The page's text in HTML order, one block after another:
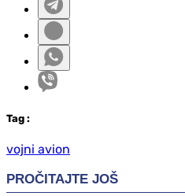
Tag :
vojni avion